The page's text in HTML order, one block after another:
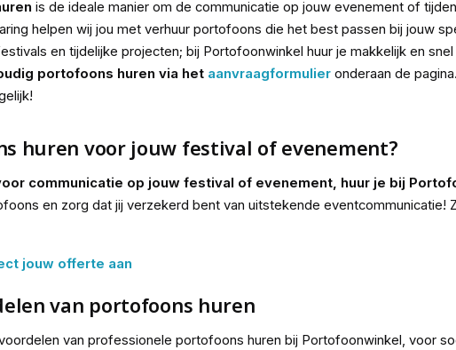
is de ideale manier om de communicatie op jouw evenement of
helpen wij jou met verhuur portofoons die het best passen bij jouw
en tijdelijke projecten; bij Portofoonwinkel huur je makkelijk en
portofoons huren via het aanvraagformulier onderaan de
huren voor jouw festival of evenement?
communicatie op jouw festival of evenement, huur je bij
en zorg dat jij verzekerd bent van uitstekende eventcommunicatie!
jouw offerte aan
van portofoons huren
van professionele portofoons huren bij Portofoonwinkel, voor